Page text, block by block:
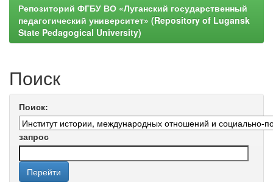
Репозиторий ФГБУ ВО «Луганский государственный
педагогический университет» (Repository of Lugansk
State Pedagogical University)
Поиск
Поиск:
запрос